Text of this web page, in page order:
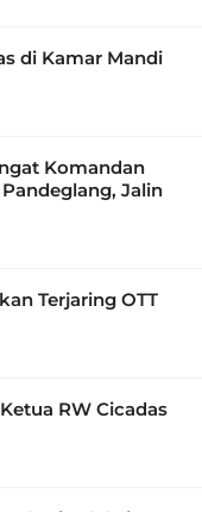
di Kamar Mandi
Komandan
Jalin
Terjaring OTT
RW Cicadas